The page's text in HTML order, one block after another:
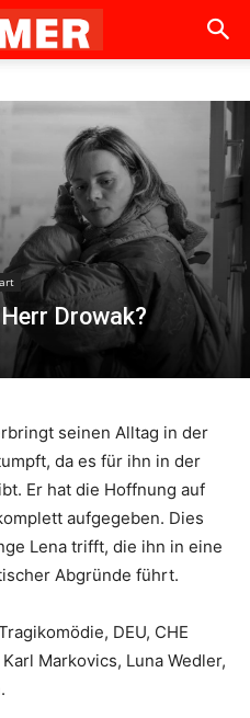
Drowak?
seinen Alltag in der
da es für ihn in der
Er hat die Hoffnung auf
aufgegeben. Dies
Lena trifft, die ihn in eine
Abgründe führt.
DEU, CHE
Markovics, Luna Wedler,